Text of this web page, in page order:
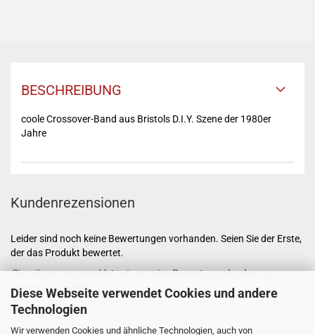
Diese Webseite verwendet Cookies und andere
Technologien
Wir verwenden Cookies und ähnliche Technologien, auch von
BESCHREIBUNG
coole Crossover-Band aus Bristols D.I.Y. Szene der 1980er
Jahre
Kundenrezensionen
Leider sind noch keine Bewertungen vorhanden. Seien Sie der Erste,
der das Produkt bewertet.
Sie müssen angemeldet sein um eine Bewertung abgeben zu
können.Anmelden